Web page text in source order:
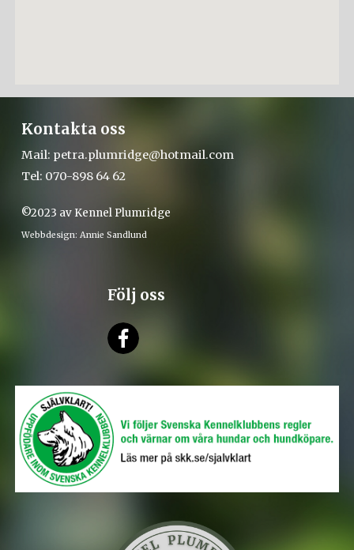
Kontakta oss
Mail: petra.plumridge@hotmail.com
Tel: 070-898 64 62
©2023 av Kennel Plumridge
Webbdesign: Annie Sandlund
Följ oss